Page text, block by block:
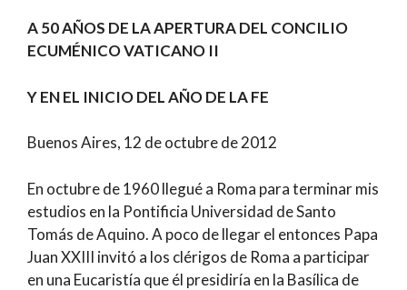
A 50 AÑOS DE LA APERTURA DEL CONCILIO
ECUMÉNICO VATICANO II
Y EN EL INICIO DEL AÑO DE LA FE
Buenos Aires, 12 de octubre de 2012
En octubre de 1960 llegué a Roma para terminar mis
estudios en la Pontificia Universidad de Santo
Tomás de Aquino. A poco de llegar el entonces Papa
Juan XXIII invitó a los clérigos de Roma a participar
en una Eucaristía que él presidiría en la Basílica de